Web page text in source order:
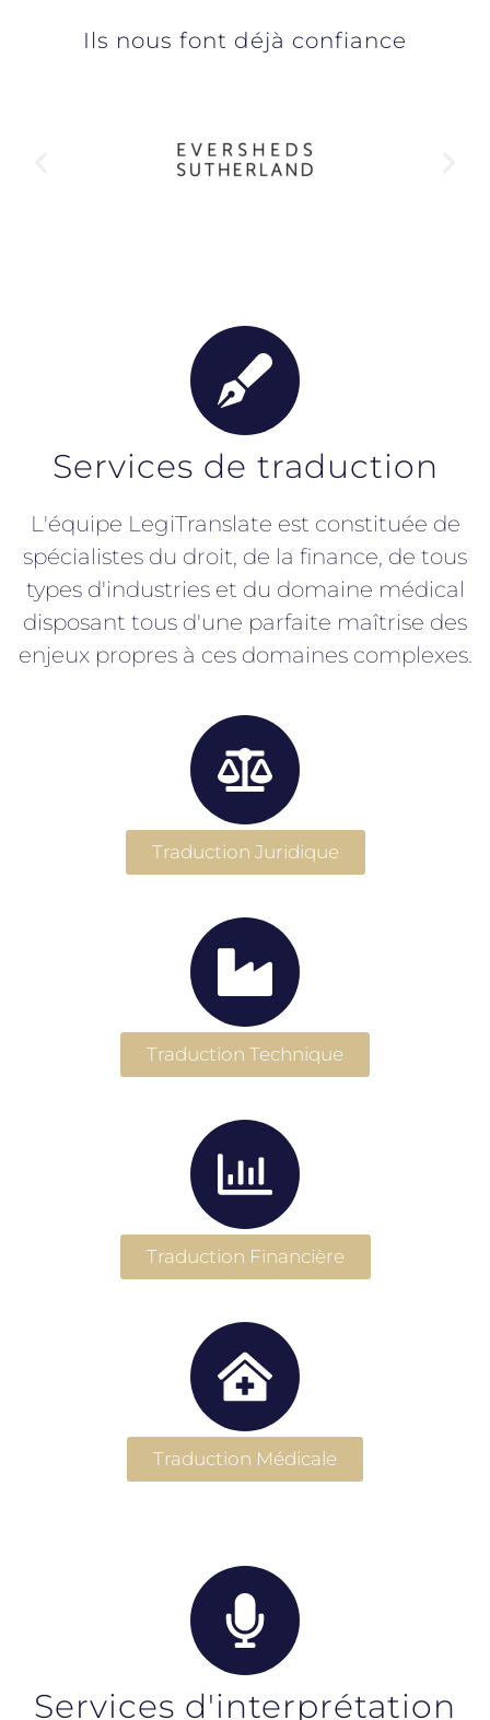
Ils nous font déjà confiance
Services de traduction
L'équipe LegiTranslate est constituée de
spécialistes du droit, de la finance, de tous
types d'industries et du domaine médical
disposant tous d'une parfaite maîtrise des
enjeux propres à ces domaines complexes.
Traduction Juridique
Traduction Technique
Traduction Financière
Traduction Médicale
Services d'interprétation